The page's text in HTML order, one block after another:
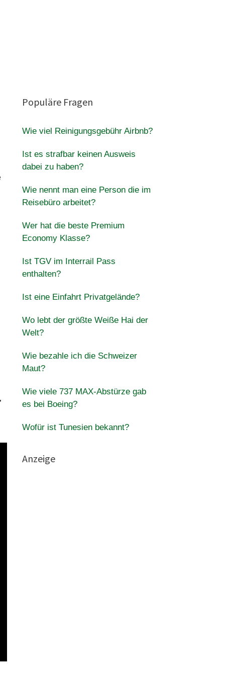
Populäre Fragen
Wie viel Reinigungsgebühr Airbnb?
Ist es strafbar keinen Ausweis
dabei zu haben?
Wie nennt man eine Person die im
Reisebüro arbeitet?
Wer hat die beste Premium
Economy Klasse?
Ist TGV im Interrail Pass
enthalten?
Ist eine Einfahrt Privatgelände?
Wo lebt der größte Weiße Hai der
Welt?
Wie bezahle ich die Schweizer
Maut?
Wie viele 737 MAX-Abstürze gab
es bei Boeing?
Wofür ist Tunesien bekannt?
Anzeige